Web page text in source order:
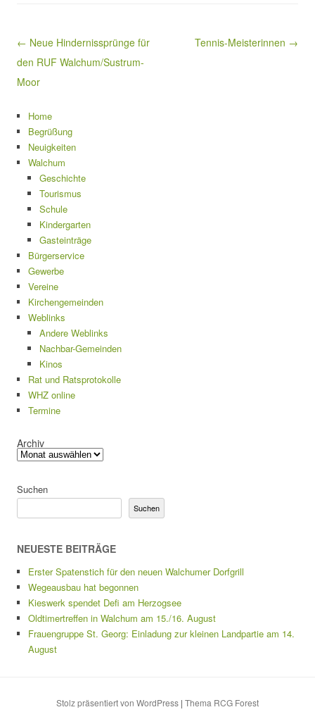
Beitragsnavigation
← Neue Hindernissprünge für
den RUF Walchum/Sustrum-
Moor
Tennis-Meisterinnen →
Home
Begrüßung
Neuigkeiten
Walchum
Geschichte
Tourismus
Schule
Kindergarten
Gasteinträge
Bürgerservice
Gewerbe
Vereine
Kirchengemeinden
Weblinks
Andere Weblinks
Nachbar-Gemeinden
Kinos
Rat und Ratsprotokolle
WHZ online
Termine
Archiv
Suchen
Suchen
NEUESTE BEITRÄGE
Erster Spatenstich für den neuen Walchumer Dorfgrill
Wegeausbau hat begonnen
Kieswerk spendet Defi am Herzogsee
Oldtimertreffen in Walchum am 15./16. August
Frauengruppe St. Georg: Einladung zur kleinen Landpartie am 14.
August
Stolz präsentiert von WordPress | Thema RCG Forest